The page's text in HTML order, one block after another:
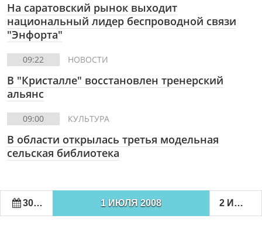
На саратовский рынок выходит
национальный лидер беспроводной связи
"Энфорта"
09:22 НОВОСТИ
В "Кристалле" восстановлен тренерский
альянс
09:00 КУЛЬТУРА
В области открылась третья модельная
сельская библиотека
30 ИЮНЯ 2008 1 ИЮЛЯ 2008 2 ИЮЛЯ 2008